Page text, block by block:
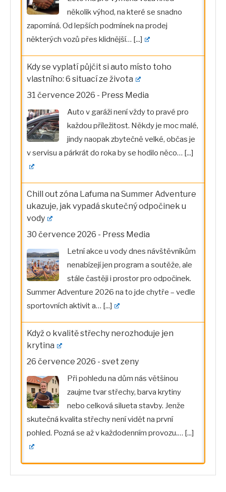
několik výhod, na které se snadno
zapomíná. Od lepších podmínek na prodej
některých vozů přes klidnější… [...]
Kdy se vyplatí půjčit si auto místo toho
vlastního: 6 situací ze života
31 července 2026 - Press Media
Auto v garáži není vždy to pravé pro
každou příležitost. Někdy je moc malé,
jindy naopak zbytečně velké, občas je
v servisu a párkrát do roka by se hodilo něco… [...]
Chill out zóna Lafuma na Summer Adventure
ukazuje, jak vypadá skutečný odpočinek u
vody
30 července 2026 - Press Media
Letní akce u vody dnes návštěvníkům
nenabízejí jen program a soutěže, ale
stále častěji i prostor pro odpočinek.
Summer Adventure 2026 na to jde chytře – vedle
sportovních aktivit a… [...]
Když o kvalitě střechy nerozhoduje jen
krytina
26 července 2026 - svet zeny
Při pohledu na dům nás většinou
zaujme tvar střechy, barva krytiny
nebo celková silueta stavby. Jenže
skutečná kvalita střechy není vidět na první
pohled. Pozná se až v každodenním provozu.… [...]